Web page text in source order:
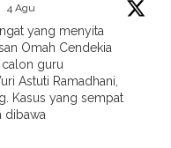
4 Agu
yang menyita
Omah Cendekia
calon guru
Astuti Ramadhani,
Kasus yang sempat
dibawa